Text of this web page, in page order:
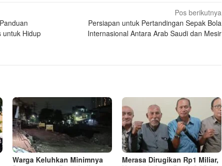
untuk Hidup
Pos berikutnya
Persiapan untuk Pertandingan Sepak Bola
Internasional Antara Arab Saudi dan Mesir
Warga Keluhkan Minimnya
Merasa Dirugikan Rp1 Miliar,